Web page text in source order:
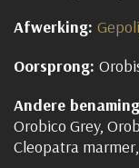
Afwerking:
Oorsprong:
Andere
Orobico Grey,
Cleopatra